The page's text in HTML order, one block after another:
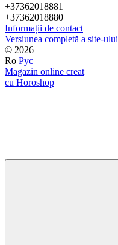
+37362018881
+37362018880
Informații de contact
Versiunea completă a site-ului
© 2026
Ro Рус
Magazin online creat
cu Horoshop